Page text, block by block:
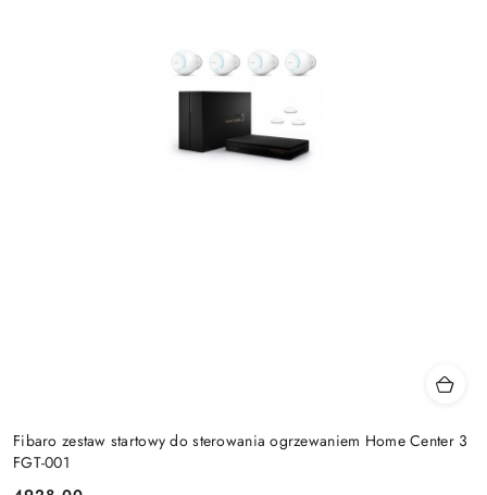
Fibaro zestaw startowy do sterowania ogrzewaniem Home Center 3
FGT-001